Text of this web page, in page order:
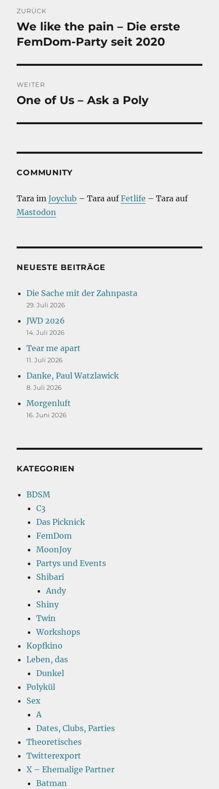
ZURÜCK
Vorheriger
Beitrag:
We like the pain – Die erste
FemDom-Party seit 2020
WEITER
Nächster
One of Us – Ask a Poly
COMMUNITY
Tara imJoyclub – Tara aufFetlife – Tara auf
Mastodon
NEUESTE BEITRÄGE
Die Sache mit der Zahnpasta
29. Juli 2026
JWD 2026
14. Juli 2026
Tear me apart
11. Juli 2026
Danke, Paul Watzlawick
8. Juli 2026
Morgenluft
16. Juni 2026
KATEGORIEN
BDSM
C3
Das Picknick
FemDom
MoonJoy
Partys und Events
Shibari
Andy
Shiny
Twin
Workshops
Kopfkino
Leben, das
Dunkel
Polykül
Sex
A
Dates, Clubs, Parties
Theoretisches
Twitterexport
X – Ehemalige Partner
Batman